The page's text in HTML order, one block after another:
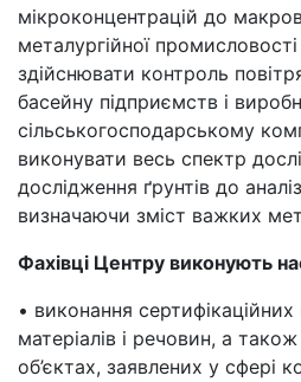
мікроконцентрацій до
металургійної
здійснювати контроль
басейну підприємств і
сільськогосподарському
виконувати весь спектр
дослідження ґрунтів до
визначаючи зміст важких
Фахівці Центру виконують
• виконання
матеріалів і речовин, а
об’єктах, заявлених у сфері